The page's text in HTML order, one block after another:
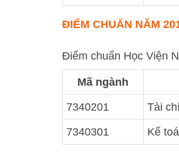
ĐIỂM CHUẨN NĂM
Điểm chuẩn Học Viện
Mã ngành
7340201 Tài
7340301 Kế